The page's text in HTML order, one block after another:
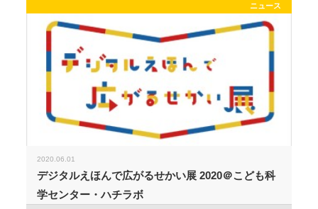
ニュース
2020.06.01
デジタルえほんで広がるせかい展 2020＠こども科
学センター・ハチラボ